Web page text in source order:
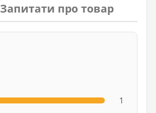
Запитати про товар
1